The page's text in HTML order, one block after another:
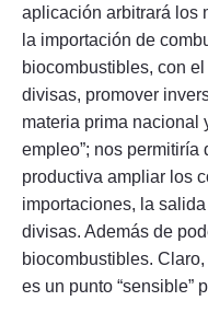
aplicación arbitrará los
la importación de
biocombustibles, con
divisas, promover
materia prima nacional
empleo”; nos
productiva ampliar los
importaciones, la
divisas. Además de
biocombustibles.
es un punto “sensible”